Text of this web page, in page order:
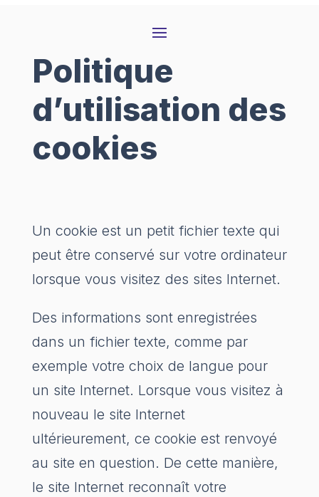
Politique
d’utilisation des
cookies
Un cookie est un petit fichier texte qui
peut être conservé sur votre ordinateur
lorsque vous visitez des sites Internet.
Des informations sont enregistrées
dans un fichier texte, comme par
exemple votre choix de langue pour
un site Internet. Lorsque vous visitez à
nouveau le site Internet
ultérieurement, ce cookie est renvoyé
au site en question. De cette manière,
le site Internet reconnaît votre